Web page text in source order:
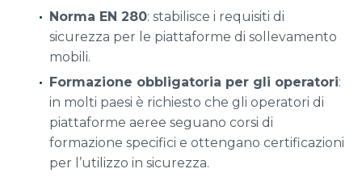
Norma EN 280: stabilisce i requisiti di
sicurezza per le piattaforme di sollevamento
mobili.
Formazione obbligatoria per gli operatori:
in molti paesi è richiesto che gli operatori di
piattaforme aeree seguano corsi di
formazione specifici e ottengano certificazioni
per l’utilizzo in sicurezza.